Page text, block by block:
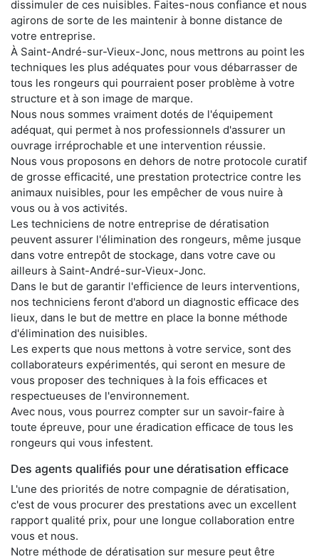
dissimuler de ces nuisibles. Faites-nous confiance et nous
agirons de sorte de les maintenir à bonne distance de
votre entreprise.
À Saint-André-sur-Vieux-Jonc, nous mettrons au point les
techniques les plus adéquates pour vous débarrasser de
tous les rongeurs qui pourraient poser problème à votre
structure et à son image de marque.
Nous nous sommes vraiment dotés de l'équipement
adéquat, qui permet à nos professionnels d'assurer un
ouvrage irréprochable et une intervention réussie.
Nous vous proposons en dehors de notre protocole curatif
de grosse efficacité, une prestation protectrice contre les
animaux nuisibles, pour les empêcher de vous nuire à
vous ou à vos activités.
Les techniciens de notre entreprise de dératisation
peuvent assurer l'élimination des rongeurs, même jusque
dans votre entrepôt de stockage, dans votre cave ou
ailleurs à Saint-André-sur-Vieux-Jonc.
Dans le but de garantir l'efficience de leurs interventions,
nos techniciens feront d'abord un diagnostic efficace des
lieux, dans le but de mettre en place la bonne méthode
d'élimination des nuisibles.
Les experts que nous mettons à votre service, sont des
collaborateurs expérimentés, qui seront en mesure de
vous proposer des techniques à la fois efficaces et
respectueuses de l'environnement.
Avec nous, vous pourrez compter sur un savoir-faire à
toute épreuve, pour une éradication efficace de tous les
rongeurs qui vous infestent.
Des agents qualifiés pour une dératisation efficace
L'une des priorités de notre compagnie de dératisation,
c'est de vous procurer des prestations avec un excellent
rapport qualité prix, pour une longue collaboration entre
vous et nous.
Notre méthode de dératisation sur mesure peut être